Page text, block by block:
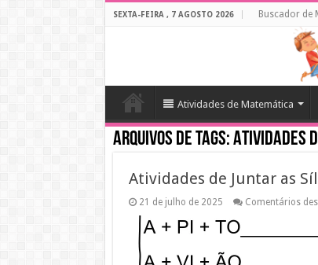
SEXTA-FEIRA , 7 AGOSTO 2026 Buscador de
Atividades de Matemática
Arquivos de tags:Atividades
Atividades de Juntar as
21 de julho de 2025 Comentários